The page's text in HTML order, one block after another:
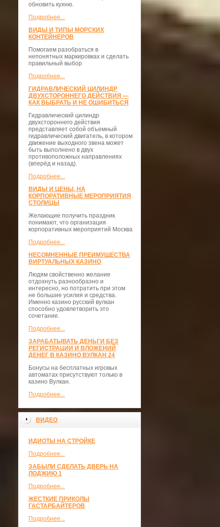
обновить кухню.
Подробнее...
ВИДЫ И ТИПЫ МОРСКИХ
КОНТЕЙНЕРОВ
Помогаем разобраться в
непонятных маркировках и сделать
правильный выбор
Подробнее...
ГИДРАВЛИЧЕСКИЙ ЦИЛИНДР
ДВУХСТОРОННЕГО ДЕЙСТВИЯ —
КАК ВЫБРАТЬ И НЕ ОШИБИТЬСЯ
Гидравлический цилиндр
двухстороннего действия
представляет собой объемный
гидравлический двигатель, в котором
движение выходного звена может
быть выполнено в двух
противоположных направлениях
(вперёд и назад).
Подробнее...
ВИДЫ И ЦЕНЫ, НА
КОРПОРАТИВНЫЕ МЕРОПРИЯТИЯ
СТОЛИЦЫ
Желающие получить праздник
понимают, что организация
корпоративных мероприятий Москва
Подробнее...
НЕСОМНЕННЫЕ ПРЕИМУЩЕСТВА
ВИРТУАЛЬНЫХ КАЗИНО
Людям свойственно желание
отдохнуть разнообразно и
интересно, но потратить при этом
не большие усилия и средства.
Именно казино русский вулкан
способно удовлетворить это
сочетание.
Подробнее...
ЗАРАБАТЫВАТЬ ДЕНЬГИ БЕЗ
РЕГИСТРАЦИИ И ВЛОЖЕНИЙ
ДЕНЕГ В КАЗИНО ВУЛКАН 24
Бонусы на бесплатных игровых
автоматах присутствуют только в
казино Вулкан.
Подробнее...
ВИДЕО
ИДИОТЫ НА СТРОЙКЕ
Подробнее...
ЗАБЫЛИ СДЕЛАТЬ ДВЕРЬ НА
ЛОДЖИЮ 1
Подробнее...
ЖЕСТКИЕ ПРИКОЛЫ
ГАСТАРБАЙТЕРОВ
Подробнее...